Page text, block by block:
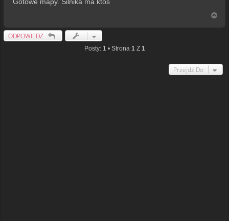
Gotowe mapy. Silnika ma ktoś
ODPOWIEDZ
Posty: 1 • Strona 1Z 1
Przejdź Do